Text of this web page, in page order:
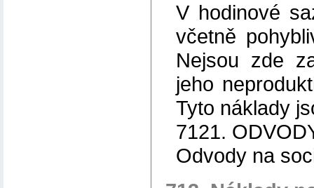
V hodinové
včetně
Nejsou zde
jeho
Tyto náklady
7121.
Odvody na